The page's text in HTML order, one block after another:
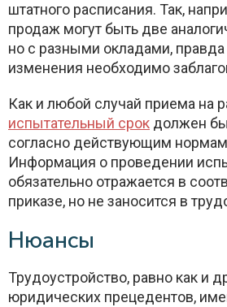
штатного расписания. Так,
продаж могут быть две
но с разными окладами, правда
изменения необходимо
Как и любой случай приема на
испытательный срок должен
согласно действующим нормам
Информация о проведении
обязательно отражается в
приказе, но не заносится в
Нюансы
Трудоустройство, равно как и
юридических прецедентов,